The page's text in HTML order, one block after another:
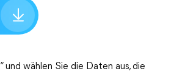
“ und wählen Sie die Daten aus, die